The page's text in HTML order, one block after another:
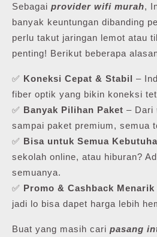
Sebagai provider wifi murah,
banyak keuntungan dibanding
perlu takut jaringan lemot atau
penting! Berikut beberapa
✅ Koneksi Cepat & Stabil –
fiber optik yang bikin koneksi
✅ Banyak Pilihan Paket – Dari
sampai paket premium, semua
✅ Bisa untuk Semua
sekolah online, atau hiburan?
semuanya.
✅ Promo & Cashback Menarik
jadi lo bisa dapet harga lebih
Buat yang masih cari pasang